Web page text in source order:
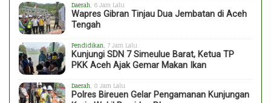
Daerah , 6 Jam Lalu
Wapres Gibran Tinjau Dua Jembatan di Aceh
Tengah
Pendidikan , 7 Jam Lalu
Kunjungi SDN 7 Simeulue Barat, Ketua TP
PKK Aceh Ajak Gemar Makan Ikan
Daerah , 8 Jam Lalu
Polres Bireuen Gelar Pengamanan Kunjungan